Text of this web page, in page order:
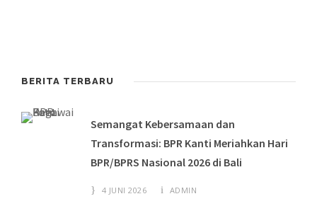
BERITA TERBARU
Semangat Kebersamaan dan
Transformasi: BPR Kanti Meriahkan Hari
BPR/BPRS Nasional 2026 di Bali
4 JUNI 2026 ADMIN